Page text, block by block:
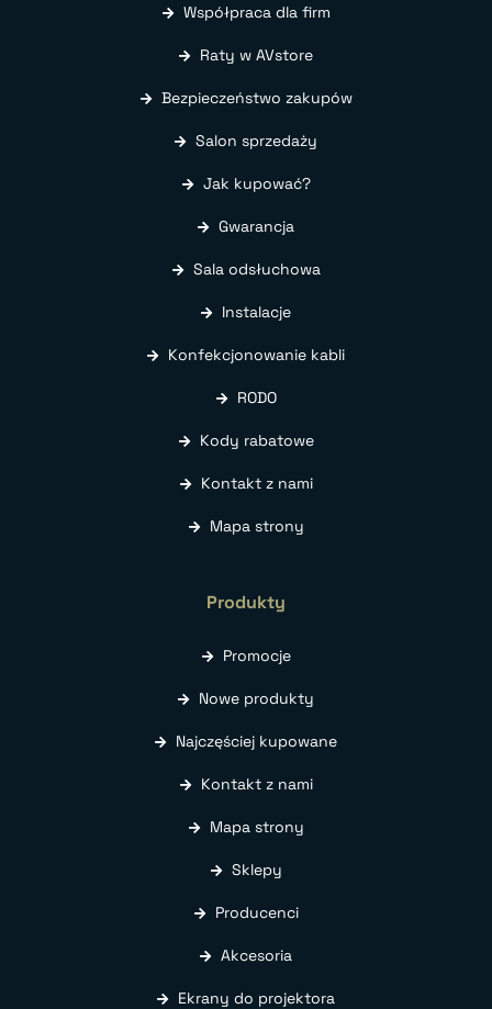
Współpraca dla firm
Raty w AVstore
Bezpieczeństwo zakupów
Salon sprzedaży
Jak kupować?
Gwarancja
Sala odsłuchowa
Instalacje
Konfekcjonowanie kabli
RODO
Kody rabatowe
Kontakt z nami
Mapa strony
Produkty
Promocje
Nowe produkty
Najczęściej kupowane
Kontakt z nami
Mapa strony
Sklepy
Producenci
Akcesoria
Ekrany do projektora